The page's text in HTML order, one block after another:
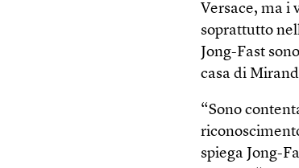
Versace, ma i
soprattutto
Jong-Fast
casa di
“Sono
spiega Jong-